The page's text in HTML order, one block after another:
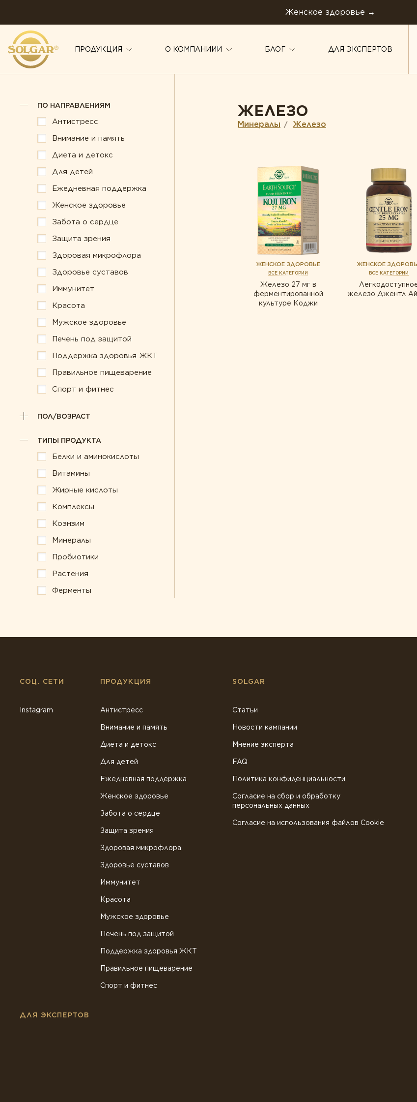
Женское здоровье →
ПРОДУКЦИЯ
Внимание и память
Диета и детокс
Для детей
Ежедневная поддержка
Женское здоровье
Забота о сердце
Защита зрения
Здоровая микрофлора
Поддержка здоровья ЖКТ
Правильное пищеварение
Белки и аминокислоты
Комплексы
Коэнзим
Ферменты
О КОМПАНИИИ БЛОГ ДЛЯ ЭКСПЕРТОВ
ПО НАПРАВЛЕНИЯМ
Антистресс
Внимание и память
Диета и детокс
Для детей
Ежедневная поддержка
Женское здоровье
Забота о сердце
Защита зрения
Здоровая микрофлора
Здоровье суставов
Иммунитет
Красота
Мужское здоровье
Печень под защитой
Поддержка здоровья ЖКТ
Правильное пищеварение
Спорт и фитнес
ПОЛ/ВОЗРАСТ
ТИПЫ ПРОДУКТА
Белки и аминокислоты
Витамины
Жирные кислоты
Комплексы
Коэнзим
Минералы
Пробиотики
Растения
Ферменты
ЖЕЛЕЗО
Минералы / Железо
ЖЕНСКОЕ ЗДОРОВЬЕ
ВСЕ КАТЕГОРИИ
Железо 27 мг в
ферментированной
культуре Коджи
ЖЕНСКОЕ
ВСЕ КАТЕГОРИИ
железо Джентл
СОЦ. СЕТИ
Instagram
ПРОДУКЦИЯ
Антистресс
Внимание и память
Диета и детокс
Для детей
Ежедневная поддержка
Женское здоровье
Забота о сердце
Защита зрения
Здоровая микрофлора
Здоровье суставов
Иммунитет
Красота
Мужское здоровье
Печень под защитой
Поддержка здоровья ЖКТ
Правильное пищеварение
Спорт и фитнес
SOLGAR
Статьи
Новости кампании
Мнение эксперта
FAQ
Политика конфиденциальности
Согласие на сбор и обработку
персональных данных
Согласие на использования файлов Cookie
ДЛЯ ЭКСПЕРТОВ